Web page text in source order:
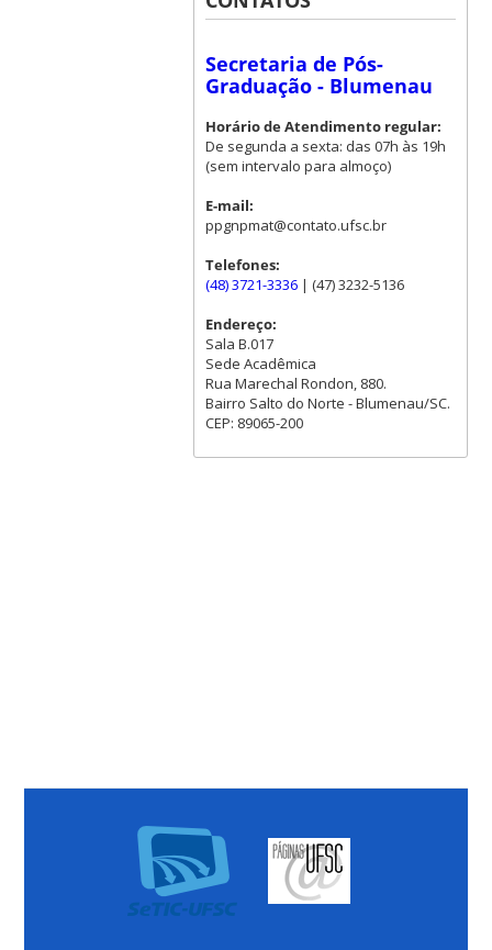
Secretaria de Pós-
Graduação - Blumenau
Horário de Atendimento regular:
De segunda a sexta: das 07h às 19h
(sem intervalo para almoço)
E-mail:
ppgnpmat@contato.ufsc.br
Telefones:
(48) 3721-3336| (47) 3232-5136
Endereço:
Sala B.017
Sede Acadêmica
Rua Marechal Rondon, 880.
Bairro Salto do Norte - Blumenau/SC.
CEP: 89065-200